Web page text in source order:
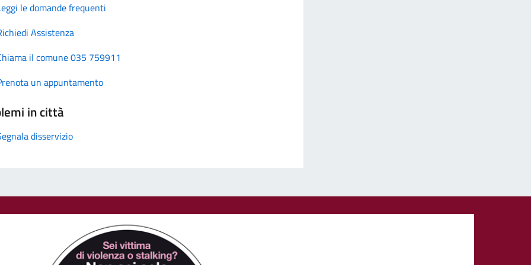
le domande frequenti
Assistenza
il comune 035 759911
un appuntamento
in città
disservizio